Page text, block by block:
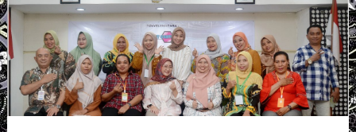
Skip
to
content